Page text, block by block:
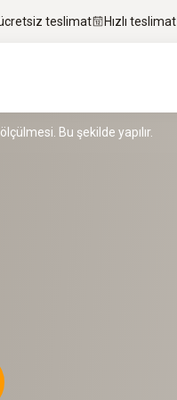
teslimat Hızlı teslimat
Bu şekilde yapılır.